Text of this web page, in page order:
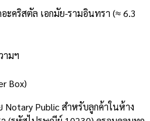
อะคริสตัล เอกมัย-รามอินทรา (≈ 6.3
ามฯ
Box)
Notary Public สำหรับลูกค้าในห้าง